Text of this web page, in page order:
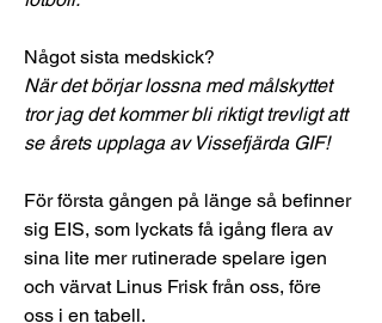
Något sista medskick?
När det börjar lossna med målskyttet
tror jag det kommer bli riktigt trevligt att
se årets upplaga av Vissefjärda GIF!
För första gången på länge så befinner
sig EIS, som lyckats få igång flera av
sina lite mer rutinerade spelare igen
och värvat Linus Frisk från oss, före
oss i en tabell.